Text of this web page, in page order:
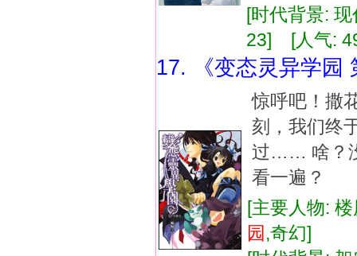
[时代背景:
23] [人气:
17. 《变态灵异学园
惊呼吧！撒
刻，我们终
过…… 啥？
看一遍？
[主要人物:
园,奇幻]